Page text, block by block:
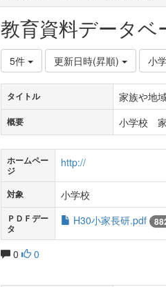
教育資料データベ
5件 更新日時(昇順) 小
タイトル 家族や地
概要 小学校
ホームペー
ジ
http://
対象 小学校
ＰＤＦデー
タ
H30小家長研.pdf
0 0